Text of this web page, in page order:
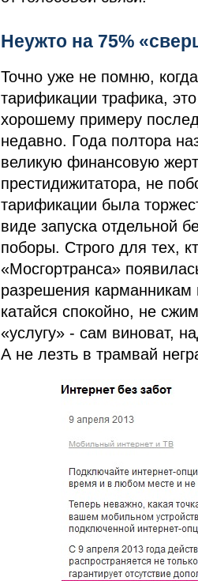
Неужто на 75%
Точно уже не помню,
тарификации трафика,
хорошему примеру
недавно. Года полтора
великую финансовую
престидижитатора, не
тарификации была
виде запуска отдельной
поборы. Строго для тех,
«Мосгортранса»
разрешения
катайся спокойно, не
«услугу» - сам виноват,
А не лезть в трамвай